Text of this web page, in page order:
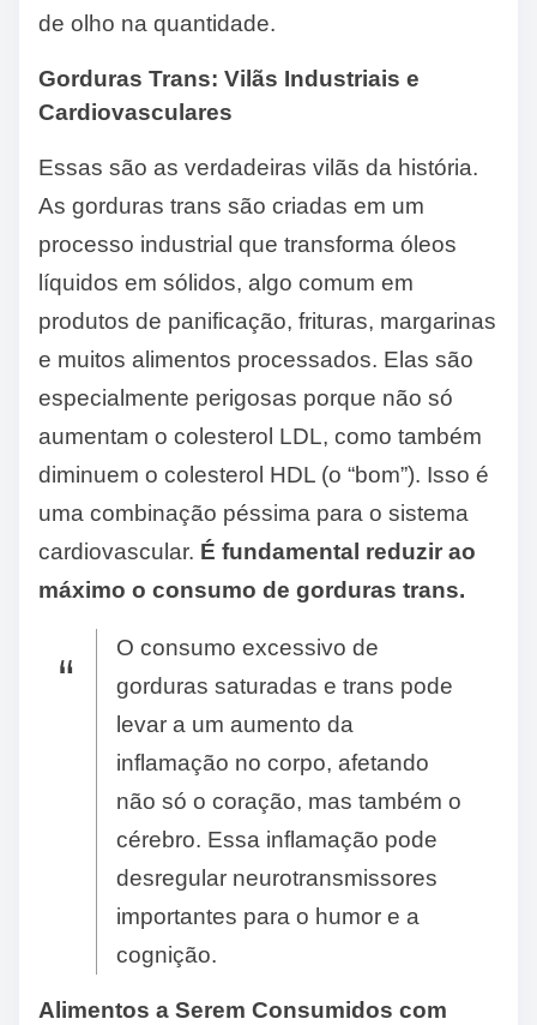
de olho na quantidade.
Gorduras Trans: Vilãs Industriais e
Cardiovasculares
Essas são as verdadeiras vilãs da história.
As gorduras trans são criadas em um
processo industrial que transforma óleos
líquidos em sólidos, algo comum em
produtos de panificação, frituras, margarinas
e muitos alimentos processados. Elas são
especialmente perigosas porque não só
aumentam o colesterol LDL, como também
diminuem o colesterol HDL (o “bom”). Isso é
uma combinação péssima para o sistema
cardiovascular. É fundamental reduzir ao
máximo o consumo de gorduras trans.
O consumo excessivo de
gorduras saturadas e trans pode
levar a um aumento da
inflamação no corpo, afetando
não só o coração, mas também o
cérebro. Essa inflamação pode
desregular neurotransmissores
importantes para o humor e a
cognição.
Alimentos a Serem Consumidos com